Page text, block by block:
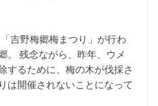
吉野梅郷梅まつり」が行わ
。 残念ながら、昨年、ウメ
するために、梅の木が伐採さ
は開催されないことになって